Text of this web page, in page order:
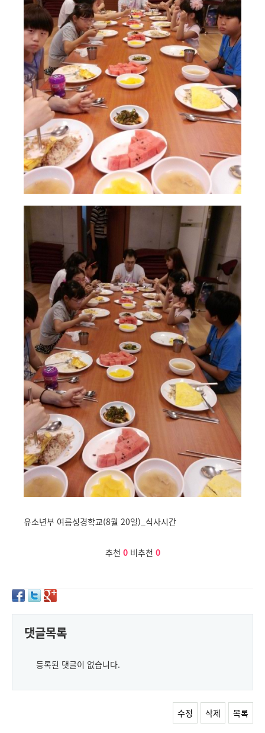
유소년부 여름성경학교(8월 20일)_식사시간
추천 0 비추천 0
댓글목록
등록된 댓글이 없습니다.
수정 삭제 목록